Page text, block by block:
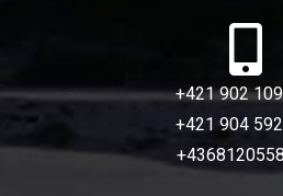
+421 902
+421 904